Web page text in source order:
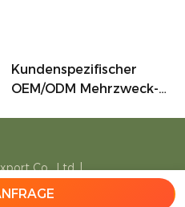
Kundenspezifischer
OEM/ODM Mehrzweck-
Co., Ltd.|